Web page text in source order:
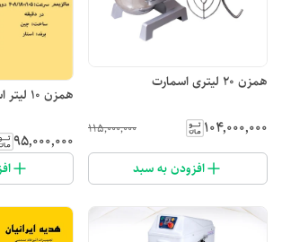
همزن ۲۰ لیتری اسمارت
۱۰۴٬۰۰۰٬۰۰۰ ۱۱۵٬۰۰۰٬۰۰۰
افزودن به سبد
همزن ۱۰ لیتر استار
۹۵٬۰۰۰٬۰۰۰